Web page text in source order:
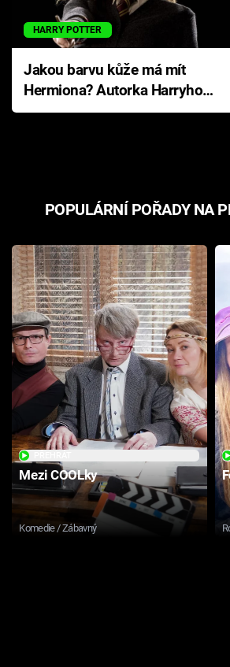
HARRY POTTER
Jakou barvu kůže má mít
Hermiona? Autorka Harryho
Pottera přišla s ráznou
POPULÁRNÍ POŘADY NA
Mezi COOLky
Komedie / Zábavný